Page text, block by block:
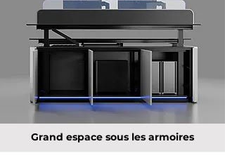
Grand espace sous les armoires